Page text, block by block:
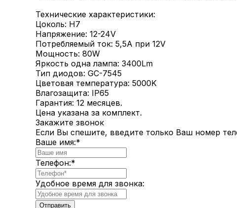
Технические характеристики:
Цоколь: H7
Напряжение: 12-24V
Потребляемый ток: 5,5A при 12V
Мощность: 80W
Яркость одна лампа: 3400Lm
Тип диодов: GC-7545
Цветовая температура: 5000K
Влагозащита: IP65
Гарантия: 12 месяцев.
Цена указана за комплект.
Закажите звонок
Если Вы спешите, введите только Ваш номер
Ваше имя:*
Телефон:*
Удобное время для звонка: